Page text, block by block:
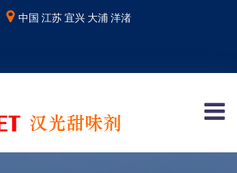
中国 江苏 宜兴 大浦 洋渚